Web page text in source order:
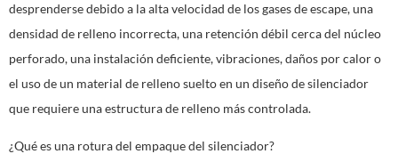
desprenderse debido a la alta velocidad de los gases de escape, una
densidad de relleno incorrecta, una retención débil cerca del núcleo
perforado, una instalación deficiente, vibraciones, daños por calor o
el uso de un material de relleno suelto en un diseño de silenciador
que requiere una estructura de relleno más controlada.
¿Qué es una rotura del empaque del silenciador?